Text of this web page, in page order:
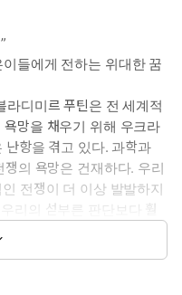
들에게 전하는 위대한 꿈
디미르 푸틴은 전 세계적
망을 채우기 위해 우크라
항을 겪고 있다. 과학과
의 욕망은 건재하다. 우리
전쟁이 더 이상 발발하지
리의 섣부른 판단보다 훨
담고 있는 이 책에서는
제를 해결할 수 없다고 말